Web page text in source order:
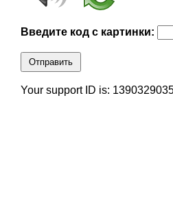
Введите код с картинки:
Отправить
Your support ID is: